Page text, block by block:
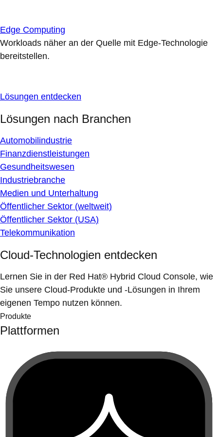
Edge Computing
Workloads näher an der Quelle mit Edge-Technologie
bereitstellen.
Lösungen entdecken
Lösungen nach Branchen
Automobilindustrie
Finanzdienstleistungen
Gesundheitswesen
Industriebranche
Medien und Unterhaltung
Öffentlicher Sektor (weltweit)
Öffentlicher Sektor (USA)
Telekommunikation
Cloud-Technologien entdecken
Lernen Sie in der Red Hat® Hybrid Cloud Console, wie
Sie unsere Cloud-Produkte und -Lösungen in Ihrem
eigenen Tempo nutzen können.
Produkte
Plattformen